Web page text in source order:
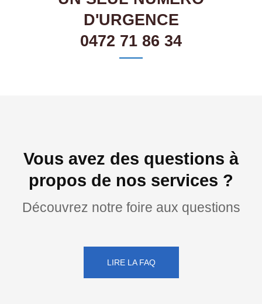
D'URGENCE
0472 71 86 34
Vous avez des questions à
propos de nos services ?
Découvrez notre foire aux questions
LIRE LA FAQ